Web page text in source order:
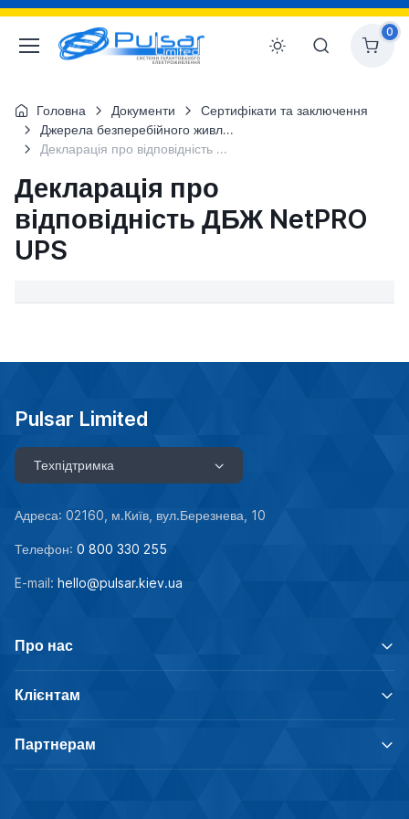
0
Головна Документи
Сертифікати та заключення
Джерела безперебійного живлення NetPRO UPS
Декларація про відповідність ДБЖ NetPRO UPS
Декларація про
відповідність ДБЖ NetPRO
UPS
Pulsar Limited
Техпідтримка
Адреса: 02160, м.Київ, вул.Березнева, 10
Телефон: 0 800 330 255
E-mail: hello@pulsar.kiev.ua
Про нас
Клієнтам
Партнерам